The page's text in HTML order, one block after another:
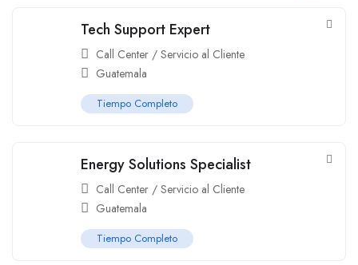
Tech Support Expert
Call Center / Servicio al Cliente
Guatemala
Tiempo Completo
Energy Solutions Specialist
Call Center / Servicio al Cliente
Guatemala
Tiempo Completo